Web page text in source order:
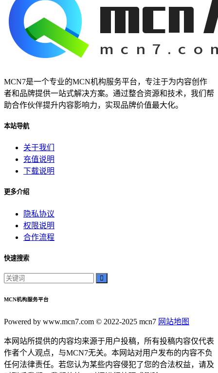
MCN7是一个专业的MCN机构服务平台，专注于为内容创作
者和品牌提供一站式解决方案。通过整合资源和技术，我们帮
助合作伙伴提升内容影响力，实现品牌价值最大化。
本站导航
关于我们
充值说明
下载说明
更多介绍
隐私协议
权限说明
合作流程
快速搜索
MCN机构服务平台
Powered by www.mcn7.com © 2022-2025 mcn7 网站地图
本网站所提供的内容均来源于用户投稿，所有投稿内容仅代表
作者个人观点，与MCN7无关。本网站对用户发布的内容不负
任何法律责任。若您认为某些内容侵犯了您的合法权益，请及